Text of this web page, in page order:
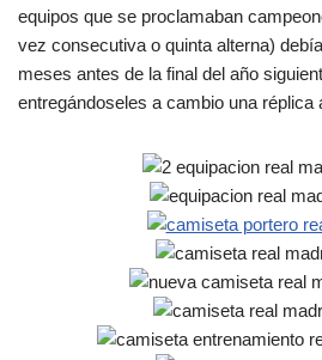
equipos que se proclamaban
vez consecutiva o quinta alterna)
meses antes de la final del año
entregándoseles a cambio una réplica